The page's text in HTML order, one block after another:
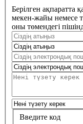
Берілген ақпаратта
мекен-жайы немесе
оны төмендегі
Введите код